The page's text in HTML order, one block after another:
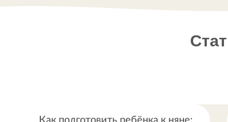
Как подготовить ребёнка к няне: